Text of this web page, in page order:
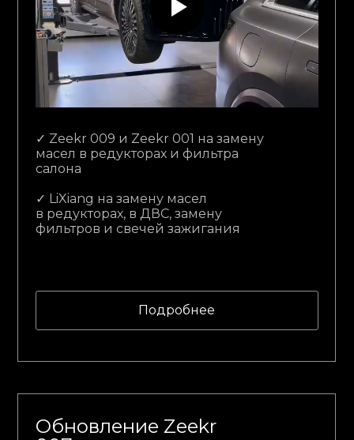
⁠✓ Zeekr 009 и Zeekr 001 на замену
масел в редукторах и фильтра
салона
⁠✓ LiXiang на замену масел
в редукторах, в ДВС, замену
фильтров и свечей зажигания
Подробнее
Обновление Zeekr